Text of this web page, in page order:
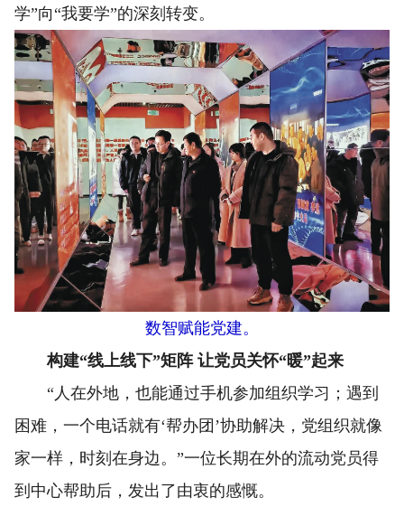
学”向“我要学”的深刻转变。
数智赋能党建。
构建“线上线下”矩阵 让党员关怀“暖”起来
“人在外地，也能通过手机参加组织学习；遇到
困难，一个电话就有‘帮办团’协助解决，党组织就像
家一样，时刻在身边。”一位长期在外的流动党员得
到中心帮助后，发出了由衷的感慨。